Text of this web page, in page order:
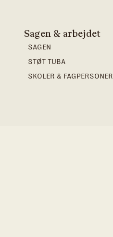
Sagen & arbejdet
SAGEN
STØT TUBA
SKOLER & FAGPERSONER